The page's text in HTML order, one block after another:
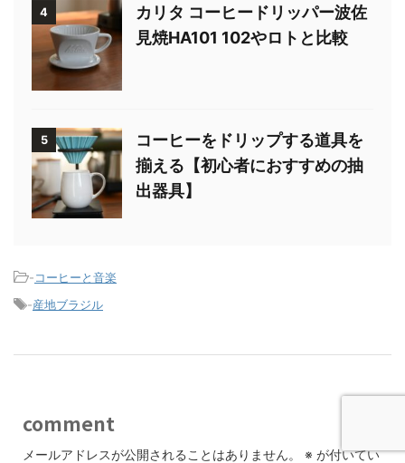
4
カリタ コーヒードリッパー波佐
見焼HA101 102やロトと比較
5
コーヒーをドリップする道具を
揃える【初心者におすすめの抽
出器具】
-コーヒーと音楽
-産地ブラジル
comment
メールアドレスが公開されることはありません。 ※ が付いてい